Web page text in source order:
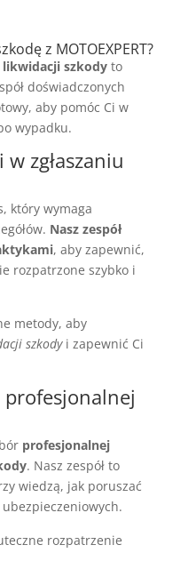
z MOTOEXPERT?
szkodyto
doświadczonych
aby pomóc Ci w
wypadku.
zgłaszaniu
który wymaga
Nasz zespół
, aby zapewnić,
rozpatrzone szybko i
metody, aby
szkodyi zapewnić Ci
profesjonalnej
profesjonalnej
. Nasz zespół to
wiedzą, jak poruszać
rozpatrzenie